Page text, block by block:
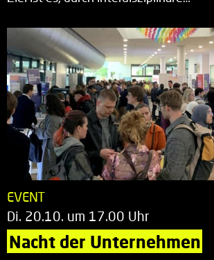
EVENT
Di. 20.10. um 17.00 Uhr
Nacht der Unternehmen